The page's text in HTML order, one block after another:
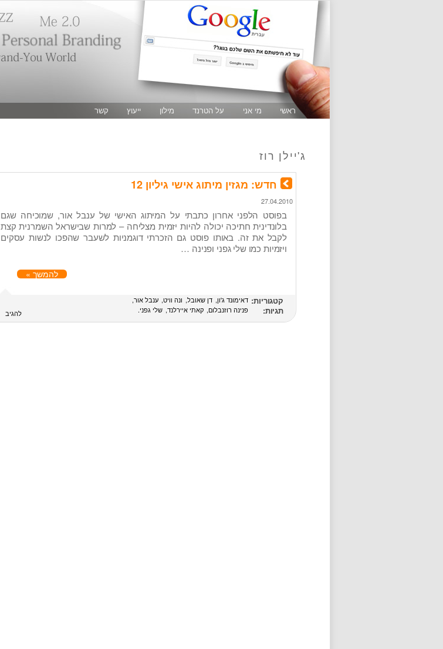
ראשי מי אני על הטרנד מילון ייעוץ קשר
ג'יילן רוז
חדש: מגזין מיתוג אישי גיליון 12
27.04.2010
בפוסט הלפני אחרון כתבתי על המיתוג האישי של ענבל אור, שמוכיחה שגם
בלונדינית חתיכה יכולה להיות יזמית מצליחה – למרות שבישראל השמרנית קצת
לקבל את זה. באותו פוסט גם הזכרתי דוגמניות לשעבר שהפכו לנשות עסקים
ויזמיות כמו שלי גפני ופנינה …
להמשך »
קטגוריות: דאימונד ג'ון דן שאובל ונה וויט ענבל אור
פנינה רוזנבלום קאתי איירלנד שלי גפני תגיות: להגיב